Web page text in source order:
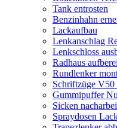
Tank entrosten
Benzinhahn
Lackaufbau
Lenkanschlag
Lenkschloss
Radhaus
Rundlenker
Schriftzüge V50
Gummipuffer
Sicken
Spraydosen